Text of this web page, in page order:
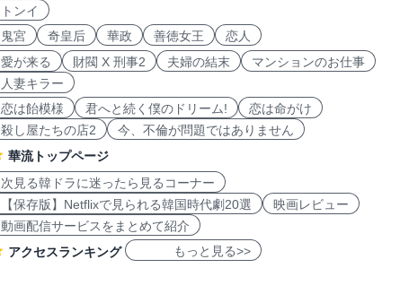
トンイ
鬼宮
奇皇后 華政 善徳女王
恋人
愛が来る
財閥 X 刑事2 夫婦の結末
マンションのお仕事
人妻キラー
恋は飴模様
君へと続く僕のドリーム!
恋は命がけ
殺し屋たちの店2
今、不倫が問題ではありません
華流トップページ
次見る韓ドラに迷ったら見るコーナー
【保存版】Netflixで見られる韓国時代劇20選
映画レビュー
動画配信サービスをまとめて紹介
アクセスランキング
もっと見る>>